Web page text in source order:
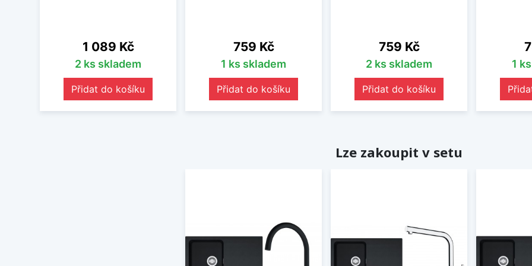
Cena
1 089 Kč
2 ks skladem
Přidat do košíku
Cena
759 Kč
1 ks skladem
Přidat do košíku
Cena
759 Kč
2 ks skladem
Přidat do košíku
1
Lze zakoupit v setu